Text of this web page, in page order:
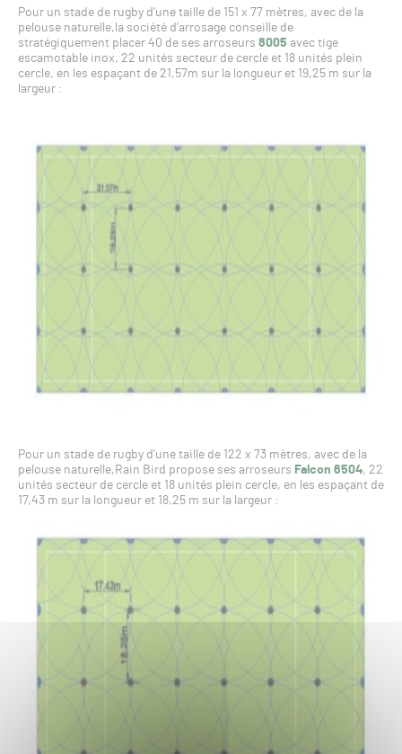
Pour un stade de rugby d’une taille de 151 x 77 mètres, avec de la
pelouse naturelle,la société d’arrosage conseille de
stratégiquement placer 40 de ses arroseurs 8005 avec tige
escamotable inox, 22 unités secteur de cercle et 18 unités plein
cercle, en les espaçant de 21,57m sur la longueur et 19,25 m sur la
largeur :
Pour un stade de rugby d’une taille de 122 x 73 mètres, avec de la
pelouse naturelle,Rain Bird propose ses arroseurs Falcon 6504, 22
unités secteur de cercle et 18 unités plein cercle, en les espaçant de
17,43 m sur la longueur et 18,25 m sur la largeur :